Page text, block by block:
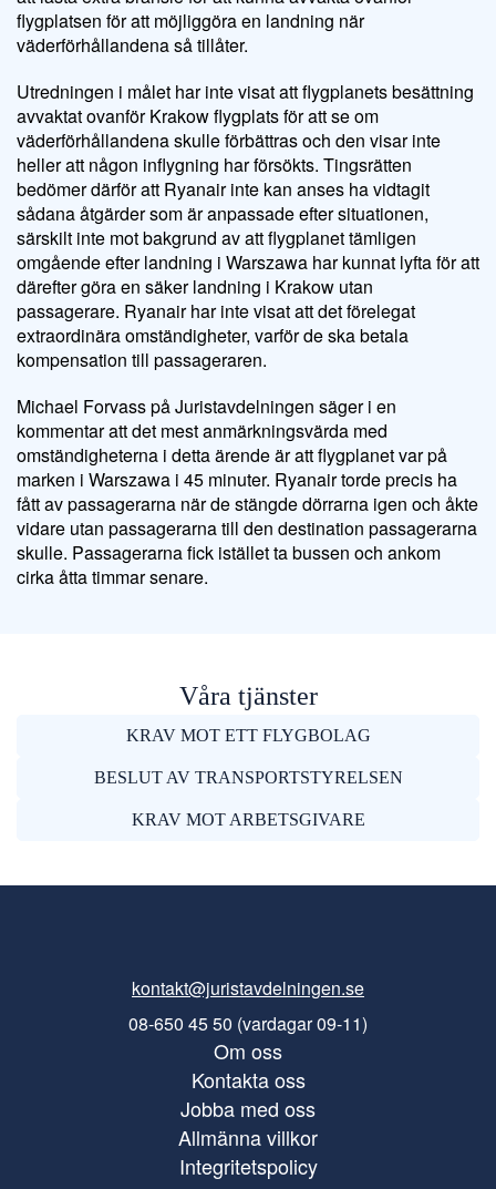
flygplatsen för att möjliggöra en landning när
väderförhållandena så tillåter.
Utredningen i målet har inte visat att flygplanets besättning
avvaktat ovanför Krakow flygplats för att se om
väderförhållandena skulle förbättras och den visar inte
heller att någon inflygning har försökts. Tingsrätten
bedömer därför att Ryanair inte kan anses ha vidtagit
sådana åtgärder som är anpassade efter situationen,
särskilt inte mot bakgrund av att flygplanet tämligen
omgående efter landning i Warszawa har kunnat lyfta för att
därefter göra en säker landning i Krakow utan
passagerare. Ryanair har inte visat att det förelegat
extraordinära omständigheter, varför de ska betala
kompensation till passageraren.
Michael Forvass på Juristavdelningen säger i en
kommentar att det mest anmärkningsvärda med
omständigheterna i detta ärende är att flygplanet var på
marken i Warszawa i 45 minuter. Ryanair torde precis ha
fått av passagerarna när de stängde dörrarna igen och åkte
vidare utan passagerarna till den destination passagerarna
skulle. Passagerarna fick istället ta bussen och ankom
cirka åtta timmar senare.
Våra tjänster
KRAV MOT ETT FLYGBOLAG
BESLUT AV TRANSPORTSTYRELSEN
KRAV MOT ARBETSGIVARE
kontakt@juristavdelningen.se
08-650 45 50 (vardagar 09-11)
Om oss
Kontakta oss
Jobba med oss
Allmänna villkor
Integritetspolicy